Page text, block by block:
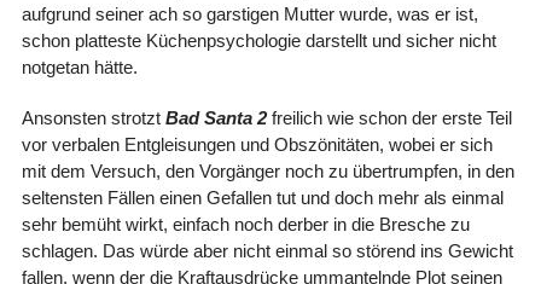
aufgrund seiner ach so garstigen Mutter wurde, was er ist,
schon platteste Küchenpsychologie darstellt und sicher nicht
notgetan hätte.
Ansonsten strotzt Bad Santa 2freilich wie schon der erste Teil
vor verbalen Entgleisungen und Obszönitäten, wobei er sich
mit dem Versuch, den Vorgänger noch zu übertrumpfen, in den
seltensten Fällen einen Gefallen tut und doch mehr als einmal
sehr bemüht wirkt, einfach noch derber in die Bresche zu
schlagen. Das würde aber nicht einmal so störend ins Gewicht
fallen, wenn der die Kraftausdrücke ummantelnde Plot seinen